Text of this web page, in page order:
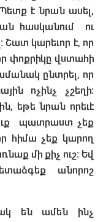
է նրան ասել,
հասկանում ու
Շատ կարեւոր է, որ
փոքրիկը վստահի
ընտրել, որ
ոչինչ չշեղի։
եթե նրան որեւէ
պատրաստ չեք
հիմա չեք կարող
մի քիչ ուշ։ Եվ
անորոշ
են ամեն ինչ